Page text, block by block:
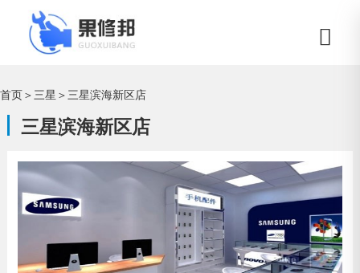
首页＞三星 ＞三星滨海新区店
三星滨海新区店